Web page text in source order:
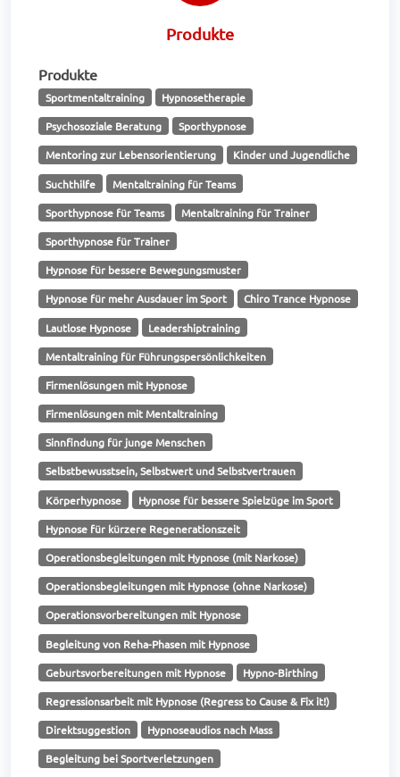
Produkte
Produkte
Sportmentaltraining Hypnosetherapie
Psychosoziale Beratung Sporthypnose
Mentoring zur Lebensorientierung Kinder und Jugendliche
Suchthilfe Mentaltraining für Teams
Sporthypnose für Teams Mentaltraining für Trainer
Sporthypnose für Trainer
Hypnose für bessere Bewegungsmuster
Hypnose für mehr Ausdauer im Sport Chiro Trance Hypnose
Lautlose Hypnose Leadershiptraining
Mentaltraining für Führungspersönlichkeiten
Firmenlösungen mit Hypnose
Firmenlösungen mit Mentaltraining
Sinnfindung für junge Menschen
Selbstbewusstsein, Selbstwert und Selbstvertrauen
Körperhypnose Hypnose für bessere Spielzüge im Sport
Hypnose für kürzere Regenerationszeit
Operationsbegleitungen mit Hypnose (mit Narkose)
Operationsbegleitungen mit Hypnose (ohne Narkose)
Operationsvorbereitungen mit Hypnose
Begleitung von Reha-Phasen mit Hypnose
Geburtsvorbereitungen mit Hypnose Hypno-Birthing
Regressionsarbeit mit Hypnose (Regress to Cause & Fix it!)
Direktsuggestion Hypnoseaudios nach Mass
Begleitung bei Sportverletzungen